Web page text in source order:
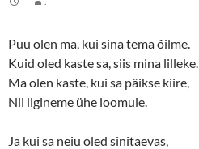
Puu olen ma, kui sina tema õilme.
Kuid oled kaste sa, siis mina lilleke.
Ma olen kaste, kui sa päikse kiire,
Nii ligineme ühe loomule.
Ja kui sa neiu oled sinitaevas,